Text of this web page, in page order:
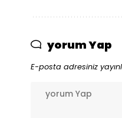
yorum Yap
E-posta adresiniz